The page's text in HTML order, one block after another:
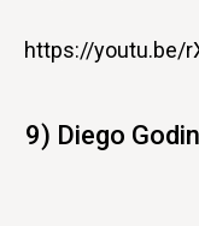
https://youtu.be/
9) Diego